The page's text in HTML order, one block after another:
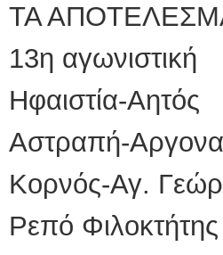
ΤΑ
13η αγωνιστική
Ηφαιστία-
Αστραπή-
Κορνός-Αγ.
Ρεπό Φιλοκτήτης